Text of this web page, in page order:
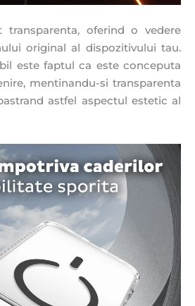
transparenta, oferind o vedere
original al dispozitivului tau.
este faptul ca este conceputa
mentinandu-si transparenta
astfel aspectul estetic al